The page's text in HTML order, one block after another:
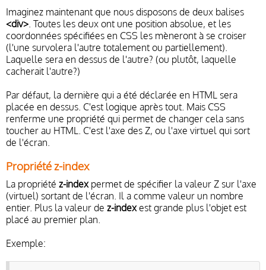
Imaginez maintenant que nous disposons de deux balises
<div>. Toutes les deux ont une position absolue, et les
coordonnées spécifiées en CSS les mèneront à se croiser
(l'une survolera l'autre totalement ou partiellement).
Laquelle sera en dessus de l'autre? (ou plutôt, laquelle
cacherait l'autre?)
Par défaut, la dernière qui a été déclarée en HTML sera
placée en dessus. C'est logique après tout. Mais CSS
renferme une propriété qui permet de changer cela sans
toucher au HTML. C'est l'axe des Z, ou l'axe virtuel qui sort
de l'écran.
Propriété z-index
La propriété z-indexpermet de spécifier la valeur Z sur l'axe
(virtuel) sortant de l'écran. Il a comme valeur un nombre
entier. Plus la valeur de z-indexest grande plus l'objet est
placé au premier plan.
Exemple: